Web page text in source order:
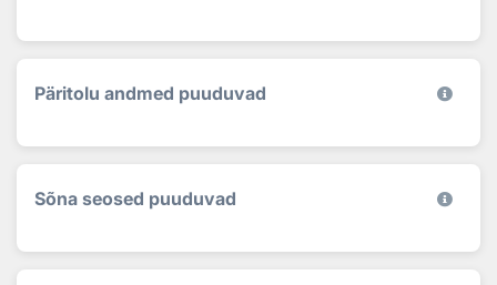
Päritolu andmed puuduvad
Sõna seosed puuduvad